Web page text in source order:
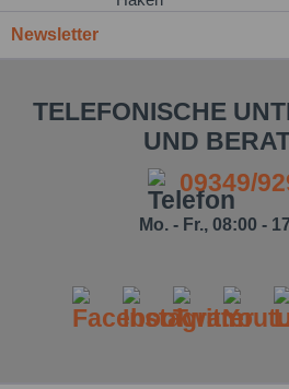
Newsletter
TELEFONISCHE
UND
09349/
Mo. - Fr., 08:00 -